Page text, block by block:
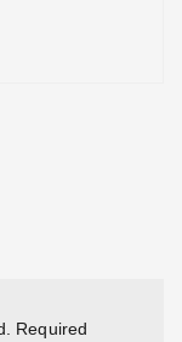
Required